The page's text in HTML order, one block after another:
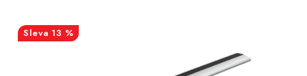
DĚTSKÉ ZBOŽÍ
13 %